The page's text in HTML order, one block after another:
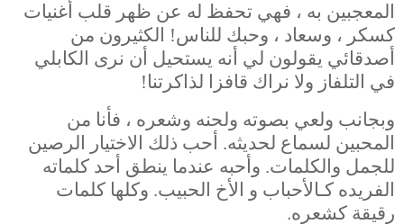
المعجبين به ، فهي تحفظ له عن ظهر قلب أغنيات
كسكر ، وسعاد ، وحبك للناس! الكثيرون من
أصدقائي يقولون لي أنه يستحيل أن نرى الكابلي
في التلفاز ولا نراك قافزا لذاكرتنا!
وبجانب ولعي بصوته ولحنه وشعره ، فأنا من
المحبين لسماع لحديثه. أحب ذلك الاختيار الرصين
للجمل والكلمات. وأحبه عندما ينطق أحد كلماته
الفريده كـالأحباب و الأخ الحبيب. وكلها كلمات
رقيقة كشعره.